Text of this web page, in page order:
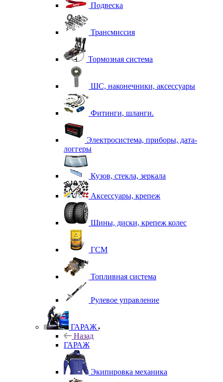
Подвеска
Трансмиссия
Тормозная система
ШС, наконечники, аксессуары
Фитинги, шланги.
Электросистема, приборы, дата-
логгеры
Кузов, стекла, зеркала
Аксессуары, крепеж
Шины, диски, крепеж колес
ГСМ
Топливная система
Рулевое управление
ГАРАЖ
Назад
ГАРАЖ
Экипировка механика